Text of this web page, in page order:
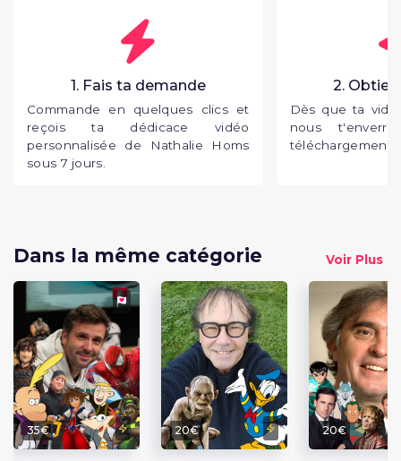
1. Fais ta demande
Commande en quelques clics et
reçois ta dédicace vidéo
personnalisée de Nathalie Homs
sous 7 jours.
2.
Dès que ta
nous
téléchargement
Dans la même catégorie Voir Plus
35€ 20€ 20€